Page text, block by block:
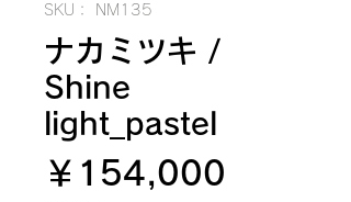
SKU： NM135
ナカミツキ /
Shine
light_pastel
￥154,000